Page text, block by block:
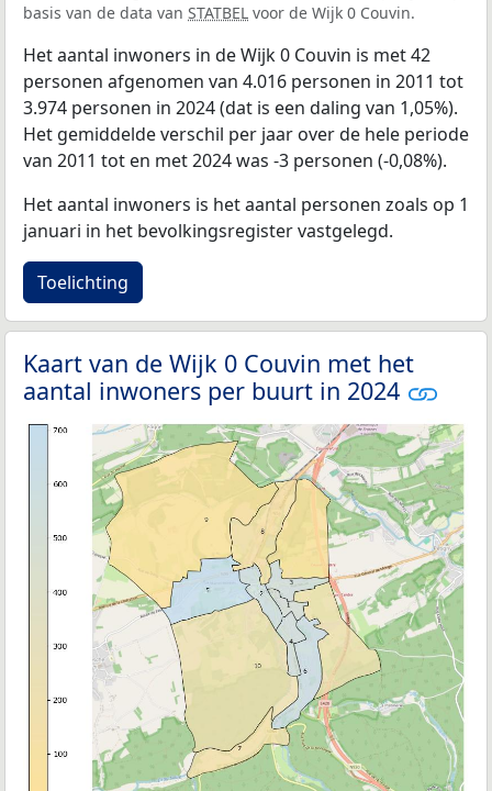
basis van de data van STATBEL voor de Wijk 0 Couvin.
Het aantal inwoners in de Wijk 0 Couvin is met 42
personen afgenomen van 4.016 personen in 2011 tot
3.974 personen in 2024 (dat is een daling van 1,05%).
Het gemiddelde verschil per jaar over de hele periode
van 2011 tot en met 2024 was -3 personen (-0,08%).
Het aantal inwoners is het aantal personen zoals op 1
januari in het bevolkingsregister vastgelegd.
Toelichting
Kaart van de Wijk 0 Couvin met het
aantal inwoners per buurt in 2024